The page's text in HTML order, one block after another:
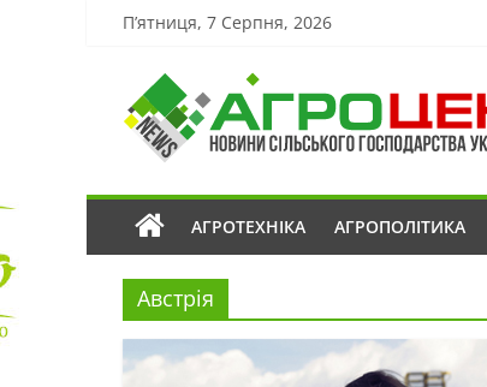
П’ятниця, 7 Серпня, 2026
АГРОТЕХНІКА АГРОПОЛІТИКА
Австрія